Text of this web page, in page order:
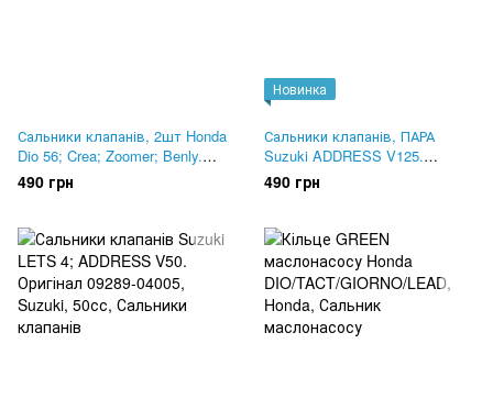
Сальники клапанів, 2шт Honda
Dio 56; Crea; Zoomer; Benly.
ОРИГИНАЛ 12209-ML0-722
490 грн
Новинка
Сальники клапанів, ПАРА
Suzuki ADDRESS V125.
Оригінал
490 грн